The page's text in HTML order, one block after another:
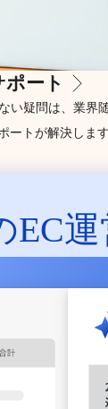
ート
い疑問は、業界
ートが解決します
運